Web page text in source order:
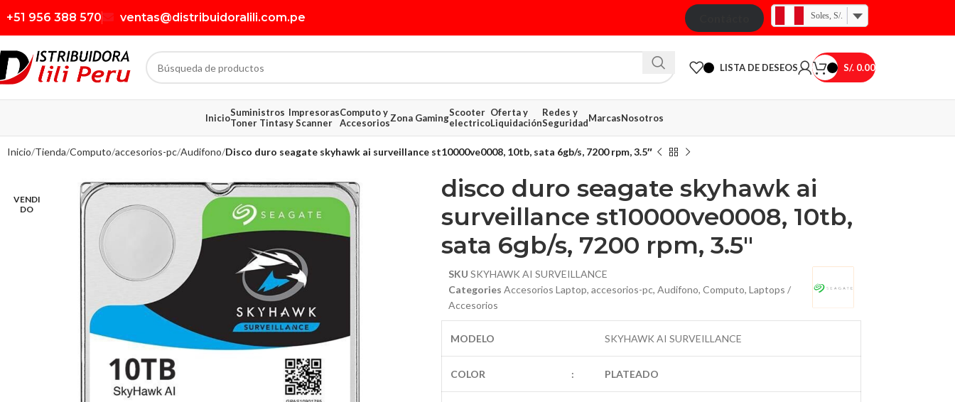
+51 956 388 570 ventas@distribuidoralili.com.pe Soles, S/.
LISTA DE DESEOS S/. 0.00
InicioSuministros
Toner Tintas
Impresoras
y Scanner
Computo y
AccesoriosZona GamingScooter
electrico
Oferta y
Liquidación
Redes y
SeguridadMarcasNosotros
Inicio Tienda Computo accesorios-pc Audifono Disco duro seagate skyhawk ai surveillance st10000ve0008, 10tb, sata 6gb/s, 7200 rpm, 3.5″
$ 291.17
$ 23.65
VENDI
DO
disco duro seagate skyhawk ai
surveillance st10000ve0008, 10tb,
sata 6gb/s, 7200 rpm, 3.5″
SKU SKYHAWK AI SURVEILLANCE
Categories Accesorios Laptop, accesorios-pc, Audifono, Computo, Laptops /
Accesorios
MODELO SKYHAWK AI SURVEILLANCE
COLOR : PLATEADO